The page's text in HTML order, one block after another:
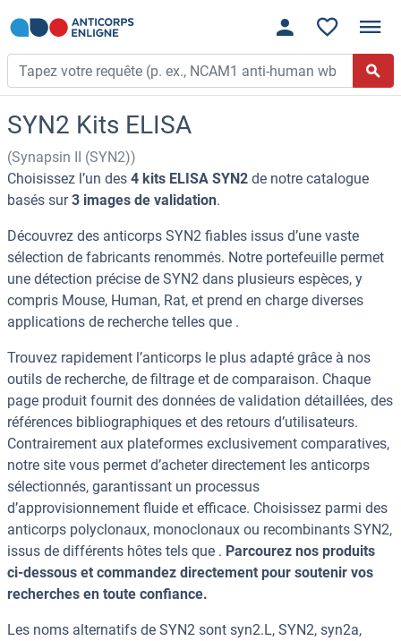
SYN2 Kits ELISA
(Synapsin II (SYN2))
Choisissez l’un des 4 kits ELISA SYN2 de notre catalogue
basés sur3 images de validation.
Découvrez des anticorps SYN2 fiables issus d’une vaste
sélection de fabricants renommés. Notre portefeuille permet
une détection précise de SYN2 dans plusieurs espèces, y
compris Mouse, Human, Rat, et prend en charge diverses
applications de recherche telles que .
Trouvez rapidement l’anticorps le plus adapté grâce à nos
outils de recherche, de filtrage et de comparaison. Chaque
page produit fournit des données de validation détaillées, des
références bibliographiques et des retours d’utilisateurs.
Contrairement aux plateformes exclusivement comparatives,
notre site vous permet d’acheter directement les anticorps
sélectionnés, garantissant un processus
d’approvisionnement fluide et efficace. Choisissez parmi des
anticorps polyclonaux, monoclonaux ou recombinants SYN2,
issus de différents hôtes tels que . Parcourez nos produits
ci-dessous et commandez directement pour soutenir vos
recherches en toute confiance.
Les noms alternatifs de SYN2 sont syn2.L, SYN2, syn2a,